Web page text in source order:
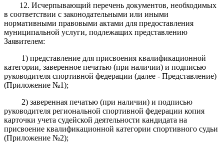
12. Исчерпывающий перечень документов, необходимых
в соответствии с законодательными или иными
нормативными правовыми актами для предоставления
муниципальной услуги, подлежащих представлению
Заявителем:
1) представление для присвоения квалификационной
категории, заверенное печатью (при наличии) и подписью
руководителя спортивной федерации (далее - Представление)
(Приложение №1);
2) заверенная печатью (при наличии) и подписью
руководителя региональной спортивной федерации копия
карточки учета судейской деятельности кандидата на
присвоение квалификационной категории спортивного судьи
(Приложение №2);